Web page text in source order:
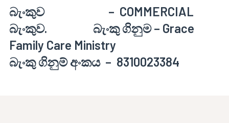
බැංකුව – COMMERCIAL
බැංකුව. බැංකු ගිනුම – Grace
Family Care Ministry
බැංකු ගිනුම් අංකය – 8310023384